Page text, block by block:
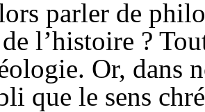
parler de
l’histoire ?
Or, dans
que le sens